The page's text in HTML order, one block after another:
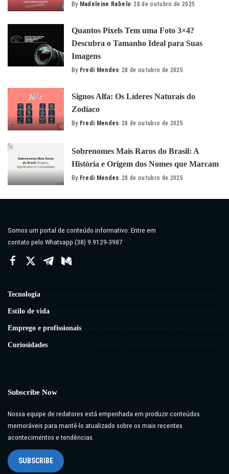
Posted
By Madeleine Rabelo 28 de outubro de 2025
Quantos Pixels Tem uma Foto 3×4?
Descubra o Tamanho Ideal para Suas
Imagens
Posted
By Fredi Mendes 28 de outubro de 2025
Signos Alfa: Os Líderes Naturais do
Zodíaco
Posted
By Fredi Mendes 28 de outubro de 2025
Sobrenomes Mais Raros do Brasil: A
História e Origem dos Nomes que Marcam
Posted
By Fredi Mendes 28 de outubro de 2025
Somos um portal de conteúdo informativo. Entre em
contato pelo Whatsapp (38) 9.9129-3987
Tecnologia
Estilo de vida
Emprego e profissionais
Curiosidades
Subscribe Now
Nossa equipe de redatores está empenhada em produzir conteúdos
memoráveis para mantê-lo atualizado sobre os mais recentes
acontecimentos e tendências.
SUBSCRIBE